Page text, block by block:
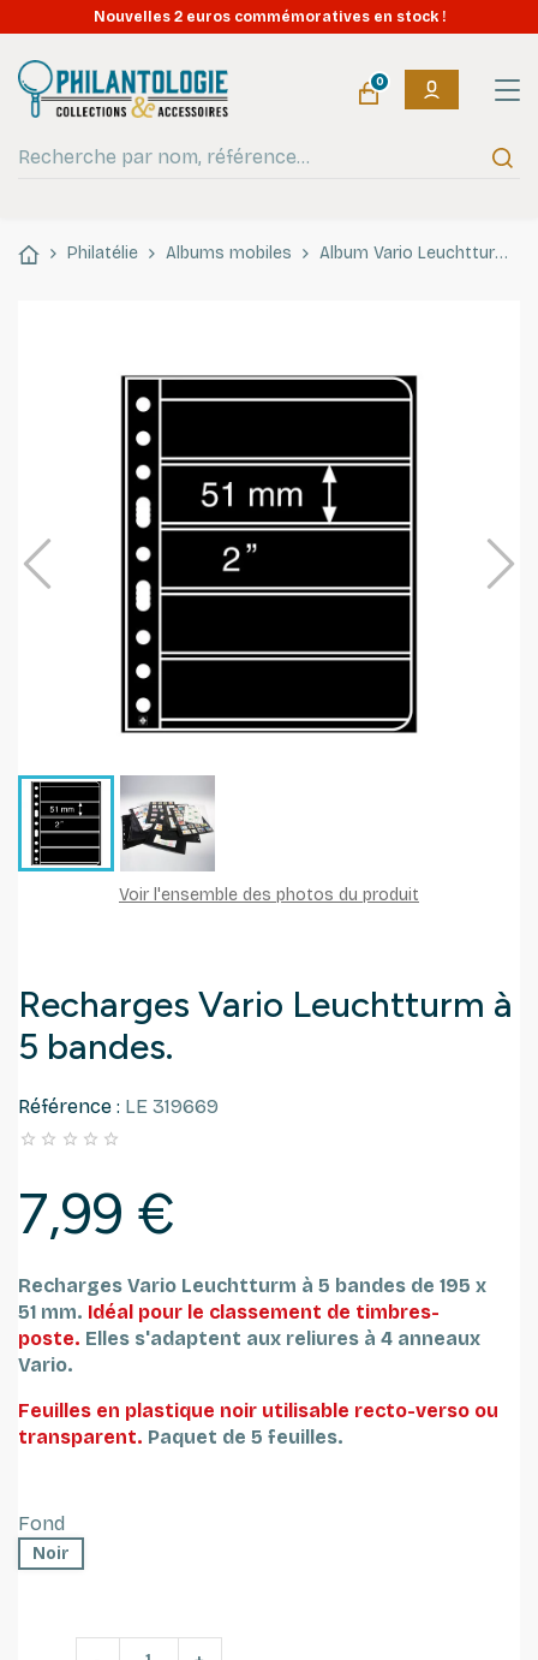
Nouvelles 2 euros commémoratives en stock !
0
Philatélie Albums mobiles Album Vario Leuchtturm
Voir l'ensemble des photos du produit
Recharges Vario Leuchtturm à
5 bandes.
Référence : LE 319669
    
7,99 €
Recharges Vario Leuchtturm à 5 bandes de 195 x
51 mm. Idéal pour le classement de timbres-
poste. Elles s'adaptent aux reliures à 4 anneaux
Vario.
Feuilles en plastique noir utilisable recto-verso ou
transparent. Paquet de 5 feuilles.
Fond
Noir